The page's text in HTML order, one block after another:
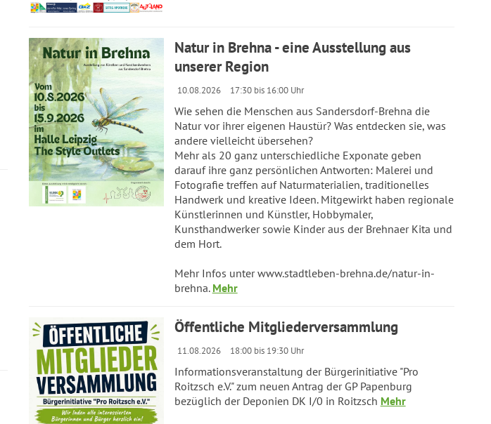
Natur in Brehna - eine Ausstellung aus
unserer Region
10.08.2026 17:30 bis 16:00 Uhr
Wie sehen die Menschen aus Sandersdorf-Brehna die
Natur vor ihrer eigenen Haustür? Was entdecken sie, was
andere vielleicht übersehen?
Mehr als 20 ganz unterschiedliche Exponate geben
darauf ihre ganz persönlichen Antworten: Malerei und
Fotografie treffen auf Naturmaterialien, traditionelles
Handwerk und kreative Ideen. Mitgewirkt haben regionale
Künstlerinnen und Künstler, Hobbymaler,
Kunsthandwerker sowie Kinder aus der Brehnaer Kita und
dem Hort.
Mehr Infos unter www.stadtleben-brehna.de/natur-in-
brehna. Mehr
Öffentliche Mitgliederversammlung
11.08.2026 18:00 bis 19:30 Uhr
Informationsveranstaltung der Bürgerinitiative "Pro
Roitzsch e.V." zum neuen Antrag der GP Papenburg
bezüglich der Deponien DK I/0 in Roitzsch Mehr